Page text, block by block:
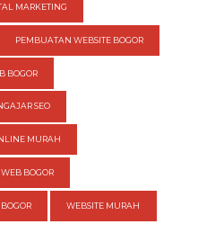
MARKETING
PEMBUATAN WEBSITE BOGOR
BOGOR
SEO
MURAH
WEB BOGOR
WEBSITE MURAH